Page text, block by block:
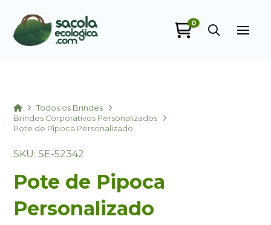
0
HomeTodos os Brindes
Brindes Corporativos Personalizados
Pote de Pipoca Personalizado
SKU: SE-52342
Pote de Pipoca
Personalizado
+55